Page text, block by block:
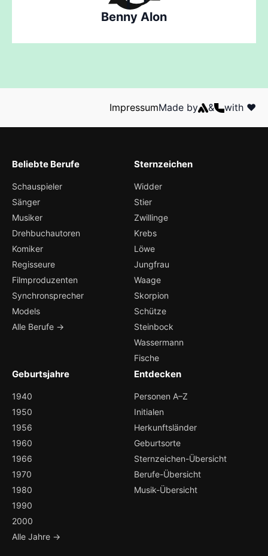
Benny Alon
ImpressumMade by & with ❤️
Beliebte Berufe
Schauspieler
Sänger
Musiker
Drehbuchautoren
Komiker
Regisseure
Filmproduzenten
Synchronsprecher
Models
Alle Berufe →
Sternzeichen
Widder
Stier
Zwillinge
Krebs
Löwe
Jungfrau
Waage
Skorpion
Schütze
Steinbock
Wassermann
Fische
Geburtsjahre
1940
1950
1956
1960
1966
1970
1980
1990
2000
Alle Jahre →
Entdecken
Personen A–Z
Initialen
Herkunftsländer
Geburtsorte
Sternzeichen-Übersicht
Berufe-Übersicht
Musik-Übersicht